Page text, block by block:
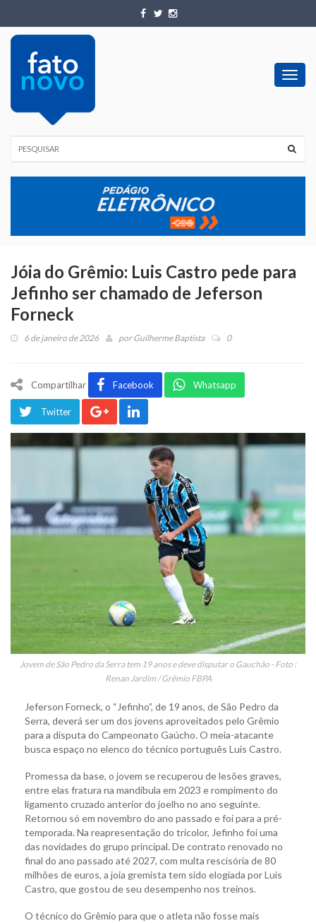
Jóia do Grêmio: Luis Castro pede para
Jefinho ser chamado de Jeferson
Forneck
6 de janeiro de 2026 porGuilherme Baptista 0
Compartilhar Facebook Whatsapp
Twitter
Jovem de São Pedro da Serra tem 19 anos e deve disputar o Gauchão - Foto :
Renan Jardim / Grêmio FBPA
Jeferson Forneck, o “Jefinho”, de 19 anos, de São Pedro da
Serra, deverá ser um dos jovens aproveitados pelo Grêmio
para a disputa do Campeonato Gaúcho. O meia-atacante
busca espaço no elenco do técnico português Luis Castro.
Promessa da base, o jovem se recuperou de lesões graves,
entre elas fratura na mandíbula em 2023 e rompimento do
ligamento cruzado anterior do joelho no ano seguinte.
Retornou só em novembro do ano passado e foi para a pré-
temporada. Na reapresentação do tricolor, Jefinho foi uma
das novidades do grupo principal. De contrato renovado no
final do ano passado até 2027, com multa rescisória de 80
milhões de euros, a joia gremista tem sido elogiada por Luis
Castro, que gostou de seu desempenho nos treinos.
O técnico do Grêmio para que o atleta não fosse mais